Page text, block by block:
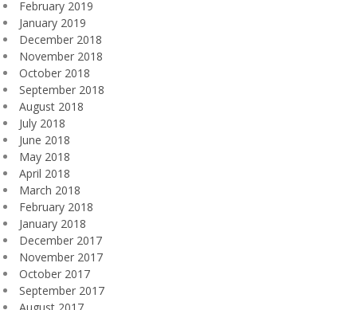
February 2019
January 2019
December 2018
November 2018
October 2018
September 2018
August 2018
July 2018
June 2018
May 2018
April 2018
March 2018
February 2018
January 2018
December 2017
November 2017
October 2017
September 2017